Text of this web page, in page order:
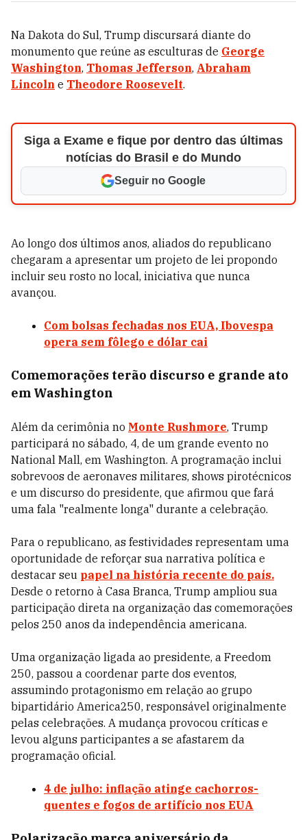
Na Dakota do Sul, Trump discursará diante do
monumento que reúne as esculturas de George
Washington, Thomas Jefferson, Abraham
Lincoln e Theodore Roosevelt.
Siga a Exame e fique por dentro das últimas
notícias do Brasil e do Mundo
Seguir no Google
Ao longo dos últimos anos, aliados do republicano
chegaram a apresentar um projeto de lei propondo
incluir seu rosto no local, iniciativa que nunca
avançou.
Com bolsas fechadas nos EUA, Ibovespa
opera sem fôlego e dólar cai
Comemorações terão discurso e grande ato
em Washington
Além da cerimônia no Monte Rushmore, Trump
participará no sábado, 4, de um grande evento no
National Mall, em Washington. A programação inclui
sobrevoos de aeronaves militares, shows pirotécnicos
e um discurso do presidente, que afirmou que fará
uma fala "realmente longa" durante a celebração.
Para o republicano, as festividades representam uma
oportunidade de reforçar sua narrativa política e
destacar seu papel na história recente do país.
Desde o retorno à Casa Branca, Trump ampliou sua
participação direta na organização das comemorações
pelos 250 anos da independência americana.
Uma organização ligada ao presidente, a Freedom
250, passou a coordenar parte dos eventos,
assumindo protagonismo em relação ao grupo
bipartidário America250, responsável originalmente
pelas celebrações. A mudança provocou críticas e
levou alguns participantes a se afastarem da
programação oficial.
4 de julho: inflação atinge cachorros-
quentes e fogos de artifício nos EUA